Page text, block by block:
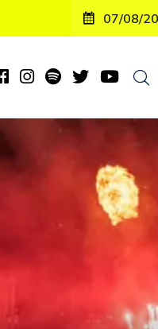
07/08/